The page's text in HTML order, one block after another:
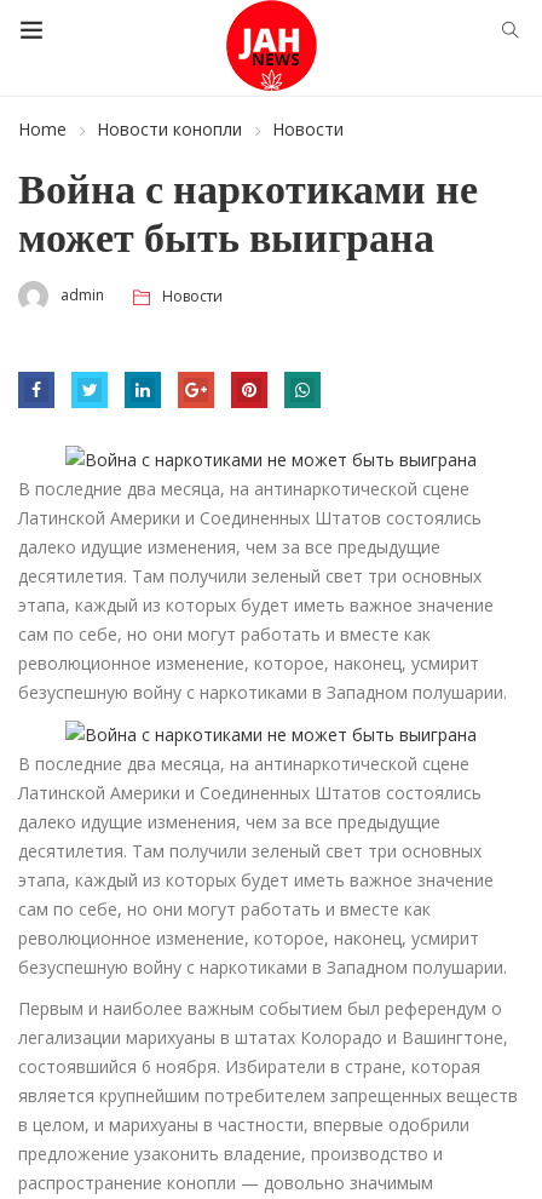
Home Новости конопли Новости
Война с наркотиками не
может быть выиграна
admin Новости
В последние два месяца, на антинаркотической сцене
Латинской Америки и Соединенных Штатов состоялись
далеко идущие изменения, чем за все предыдущие
десятилетия. Там получили зеленый свет три основных
этапа, каждый из которых будет иметь важное значение
сам по себе, но они могут работать и вместе как
революционное изменение, которое, наконец, усмирит
безуспешную войну с наркотиками в Западном полушарии.
В последние два месяца, на антинаркотической сцене
Латинской Америки и Соединенных Штатов состоялись
далеко идущие изменения, чем за все предыдущие
десятилетия. Там получили зеленый свет три основных
этапа, каждый из которых будет иметь важное значение
сам по себе, но они могут работать и вместе как
революционное изменение, которое, наконец, усмирит
безуспешную войну с наркотиками в Западном полушарии.
Первым и наиболее важным событием был референдум о
легализации марихуаны в штатах Колорадо и Вашингтоне,
состоявшийся 6 ноября. Избиратели в стране, которая
является крупнейшим потребителем запрещенных веществ
в целом, и марихуаны в частности, впервые одобрили
предложение узаконить владение, производство и
распространение конопли — довольно значимым